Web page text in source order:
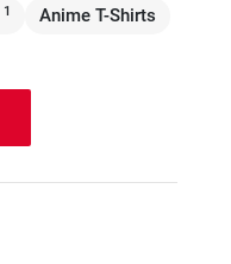
1 Anime T-Shirts